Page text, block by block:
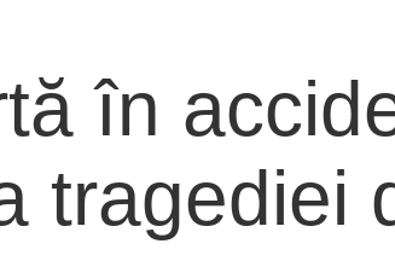
în
tragediei